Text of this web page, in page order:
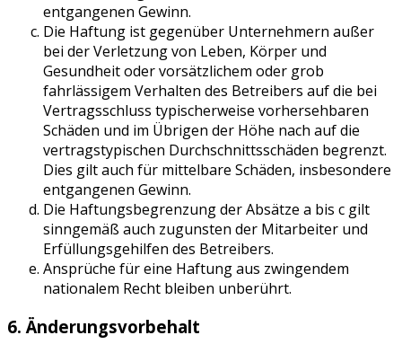
entgangenen Gewinn.
Die Haftung ist gegenüber Unternehmern außer
bei der Verletzung von Leben, Körper und
Gesundheit oder vorsätzlichem oder grob
fahrlässigem Verhalten des Betreibers auf die bei
Vertragsschluss typischerweise vorhersehbaren
Schäden und im Übrigen der Höhe nach auf die
vertragstypischen Durchschnittsschäden begrenzt.
Dies gilt auch für mittelbare Schäden, insbesondere
entgangenen Gewinn.
Die Haftungsbegrenzung der Absätze a bis c gilt
sinngemäß auch zugunsten der Mitarbeiter und
Erfüllungsgehilfen des Betreibers.
Ansprüche für eine Haftung aus zwingendem
nationalem Recht bleiben unberührt.
6. Änderungsvorbehalt